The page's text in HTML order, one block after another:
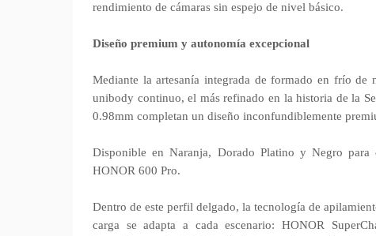
rendimiento de cámaras sin espejo de nivel básico.
Diseño premium y autonomía excepcional
Mediante la artesanía integrada de formado en frío
unibody continuo, el más refinado en la historia de la
0.98mm completan un diseño inconfundiblemente
Disponible en Naranja, Dorado Platino y Negro
HONOR 600 Pro.
Dentro de este perfil delgado, la tecnología de
carga se adapta a cada escenario: HONOR